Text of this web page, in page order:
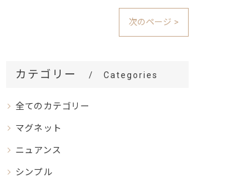
次のページ >
カテゴリー Categories
全てのカテゴリー
マグネット
ニュアンス
シンプル